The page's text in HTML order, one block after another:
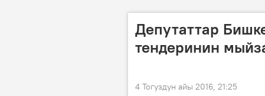
Депутаттар
тендеринин
4 Тогуздун айы 2016, 21:25